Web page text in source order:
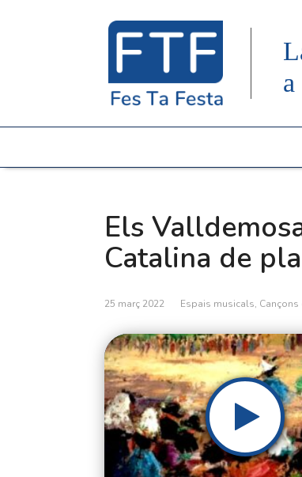
Els
Catalina de
25 març 2022 Espais musicals, Cançons